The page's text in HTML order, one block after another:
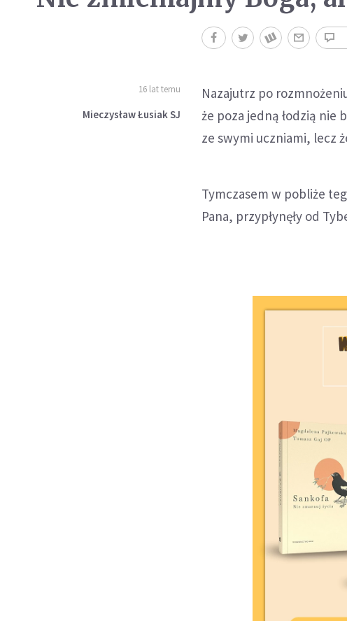
16 lat temu
Mieczysław Łusiak SJ
Nazajutrz po
że poza jedną łodzią nie
ze swymi uczniami, lecz
Tymczasem w pobliże
Pana, przypłynęły od